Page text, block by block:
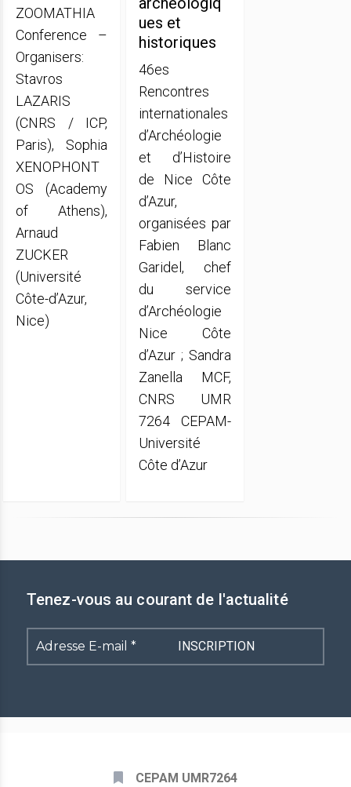
ZOOMATHIA
Conference –
Organisers:
Stavros
LAZARIS
(CNRS / ICP,
Paris), Sophia
XENOPHONT
OS (Academy
of Athens),
Arnaud
ZUCKER
(Université
Côte-d’Azur,
Nice)
ues et
historiques
46es
Rencontres
internationales
d’Archéologie
et d’Histoire
de Nice Côte
d’Azur,
organisées par
Fabien Blanc
Garidel, chef
du service
d’Archéologie
Nice Côte
d’Azur ; Sandra
Zanella MCF,
CNRS UMR
7264 CEPAM-
Université
Côte d’Azur
Tenez-vous au courant de l'actualité
Adresse
E-
CEPAM UMR7264